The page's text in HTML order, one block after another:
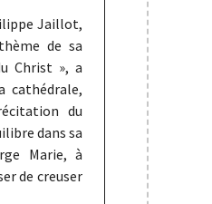
Jaillot,
de sa
Christ », a
cathédrale,
du
dans sa
Marie, à
de creuser